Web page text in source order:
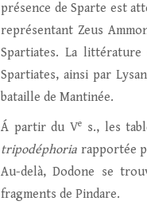
présence de Sparte est
représentant Zeus
Spartiates. La
Spartiates, ainsi par
bataille de Mantinée.
Á partir du Ve
s., les
tripodéphoria rapportée
Au-delà, Dodone se
fragments de Pindare.